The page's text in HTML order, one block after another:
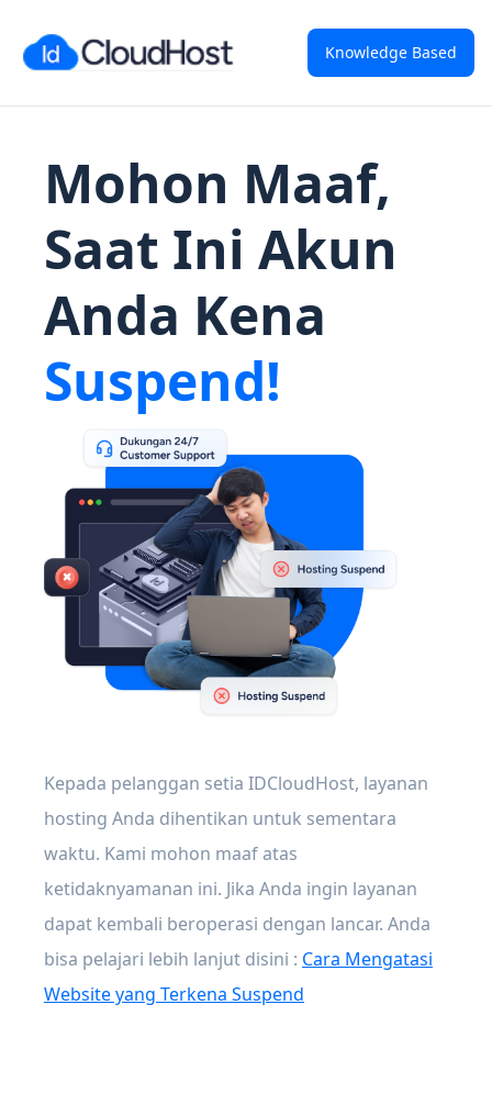
Knowledge Based
Mohon Maaf,
Saat Ini Akun
Anda Kena
Suspend!
Kepada pelanggan setia IDCloudHost, layanan
hosting Anda dihentikan untuk sementara
waktu. Kami mohon maaf atas
ketidaknyamanan ini. Jika Anda ingin layanan
dapat kembali beroperasi dengan lancar. Anda
bisa pelajari lebih lanjut disini : Cara Mengatasi
Website yang Terkena Suspend